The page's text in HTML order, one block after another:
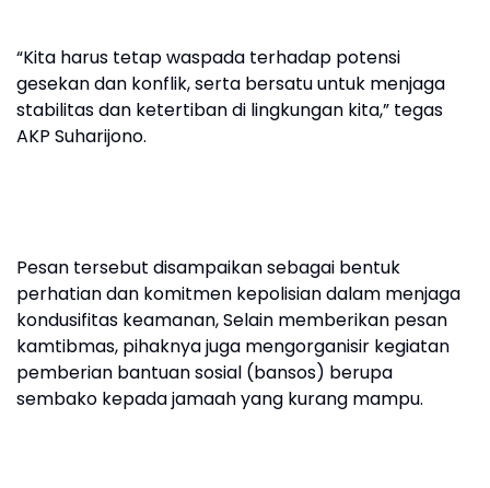
“Kita harus tetap waspada terhadap potensi
gesekan dan konflik, serta bersatu untuk menjaga
stabilitas dan ketertiban di lingkungan kita,” tegas
AKP Suharijono.
Pesan tersebut disampaikan sebagai bentuk
perhatian dan komitmen kepolisian dalam menjaga
kondusifitas keamanan, Selain memberikan pesan
kamtibmas, pihaknya juga mengorganisir kegiatan
pemberian bantuan sosial (bansos) berupa
sembako kepada jamaah yang kurang mampu.